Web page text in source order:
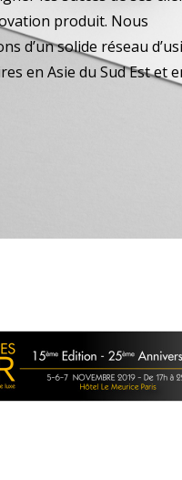
produit. Nous
d’un solide réseau
en Asie du Sud Est et